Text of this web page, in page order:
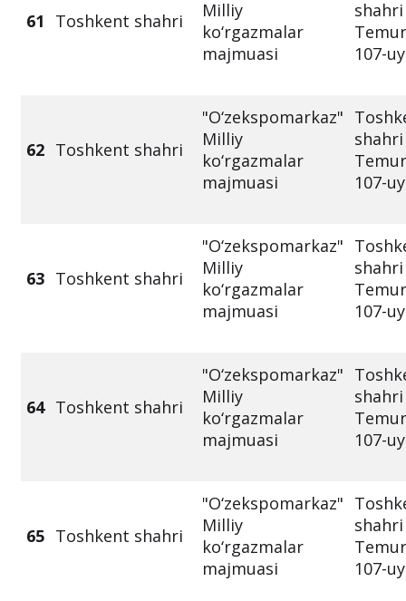
61 Toshkent shahri
Milliy
ko‘rgazmalar
majmuasi
107-uy
62 Toshkent shahri
"O‘zekspomarkaz"
Milliy
ko‘rgazmalar
majmuasi
107-uy
63 Toshkent shahri
"O‘zekspomarkaz"
Milliy
ko‘rgazmalar
majmuasi
107-uy
64 Toshkent shahri
"O‘zekspomarkaz"
Milliy
ko‘rgazmalar
majmuasi
107-uy
65 Toshkent shahri
"O‘zekspomarkaz"
Milliy
ko‘rgazmalar
majmuasi
107-uy